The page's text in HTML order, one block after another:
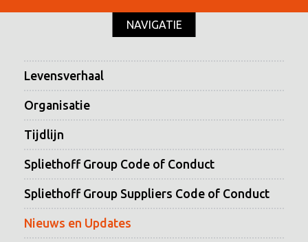
NAVIGATIE
Levensverhaal
Organisatie
Tijdlijn
Spliethoff Group Code of Conduct
Spliethoff Group Suppliers Code of Conduct
Nieuws en Updates